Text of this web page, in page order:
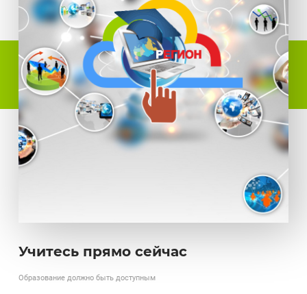
Учитесь прямо сейчас
Образование должно быть доступным